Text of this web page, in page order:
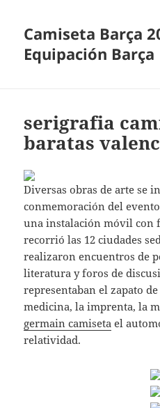
Camiseta Barça
Equipación Barça
serigrafia
baratas
Diversas obras de arte se
conmemoración del
una instalación móvil con
recorrió las 12 ciudades
realizaron encuentros de
literatura y foros de
representaban el zapato
medicina, la imprenta, la
germain camiseta el
relatividad.